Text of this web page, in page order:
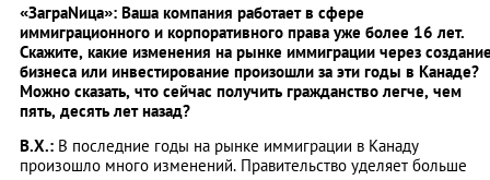
«ЗаграNица»: Ваша компания работает в сфере
иммиграционного и корпоративного права уже более 16 лет.
Скажите, какие изменения на рынке иммиграции через
бизнеса или инвестирование произошли за эти годы в Канаде?
Можно сказать, что сейчас получить гражданство легче, чем
пять, десять лет назад?
В.Х.: В последние годы на рынке иммиграции в Канаду
произошло много изменений. Правительство уделяет больше